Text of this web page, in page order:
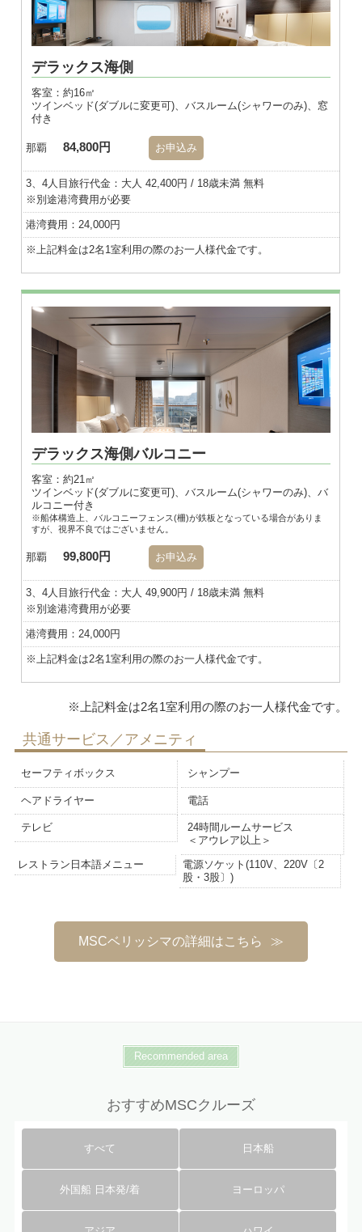
デラックス海側
客室：約16㎡
ツインベッド(ダブルに変更可)、バスルーム(シャワーのみ)、窓
付き
那覇 84,800円 お申込み
3、4人目旅行代金：大人 42,400円 / 18歳未満 無料
※別途港湾費用が必要
港湾費用：24,000円
※上記料金は2名1室利用の際のお一人様代金です。
※画像はダブル
デラックス海側バルコニー
客室：約21㎡
ツインベッド(ダブルに変更可)、バスルーム(シャワーのみ)、バ
ルコニー付き
※船体構造上、バルコニーフェンス(柵)が鉄板となっている場合がありま
すが、視界不良ではございません。
那覇 99,800円 お申込み
3、4人目旅行代金：大人 49,900円 / 18歳未満 無料
※別途港湾費用が必要
港湾費用：24,000円
※上記料金は2名1室利用の際のお一人様代金です。
共通サービス／アメニティ
セーフティボックス シャンプー
ヘアドライヤー 電話
テレビ
24時間ルームサービス
＜アウレア以上＞
レストラン日本語メニュー
電源ソケット(110V、220V〔2
股・3股〕)
MSCベリッシマの詳細はこちら
Recommended area
おすすめMSCクルーズ
すべて 日本船
外国船 日本発/着 ヨーロッパ